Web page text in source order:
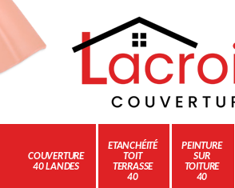
COUVERTURE
40 LANDES
ETANCHÉITÉ
TOIT
TERRASSE
40
PEINTURE
SUR
TOITURE
40